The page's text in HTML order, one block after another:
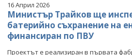
16 Април 2026
Министър Трайков ще
батерийно съхранение на
финансиран по ПВУ
Проектът е реализиран в първата